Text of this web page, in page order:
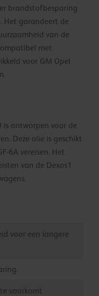
brandstofbesparing
Het garandeert de
van de
met
voor GM Opel
is ontworpen voor de
Deze olie is geschikt
6A vereisen. Het
van de Dexos1
voor een langere
voorkomt